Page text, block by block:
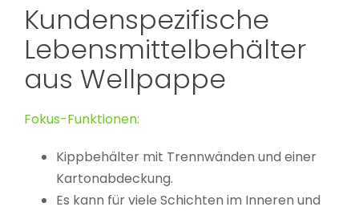
Kundenspezifische
Lebensmittelbehälter
aus Wellpappe
Fokus-Funktionen:
Kippbehälter mit Trennwänden und einer
Kartonabdeckung.
Es kann für viele Schichten im Inneren und